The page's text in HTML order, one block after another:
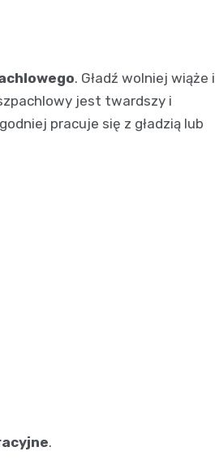
. Gładź wolniej wiąże i
jest twardszy i
pracuje się z gładzią lub
.